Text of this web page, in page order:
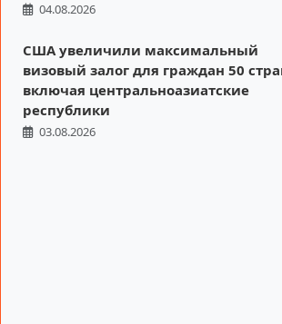
04.08.2026
США увеличили максимальный
визовый залог для граждан 50
включая центральноазиатские
республики
03.08.2026